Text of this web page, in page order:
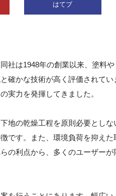
はてブ
社は1948年の創業以来、塗料や
確かな技術が高く評価されてい
実力を発揮してきました。
地の乾燥工程を原則必要としな
です。また、環境負荷を抑えた
の利点から、多くのユーザーが